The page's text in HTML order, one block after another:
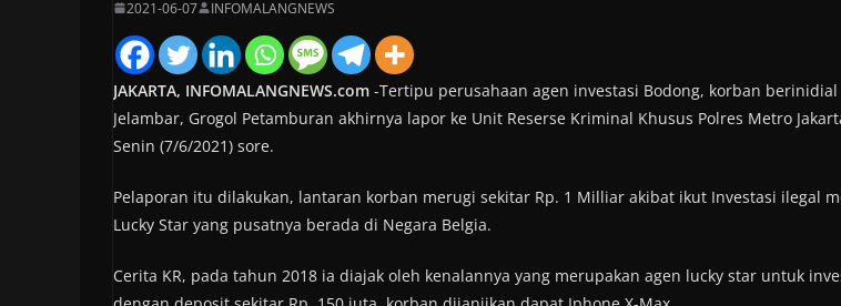
2021-06-07 INFOMALANGNEWS
JAKARTA, INFOMALANGNEWS.com -Tertipu perusahaan agen investasi Bodong, korban berinidial
Jelambar, Grogol Petamburan akhirnya lapor ke Unit Reserse Kriminal Khusus Polres Metro
Senin (7/6/2021) sore.
Pelaporan itu dilakukan, lantaran korban merugi sekitar Rp. 1 Milliar akibat ikut Investasi ilegal
Lucky Star yang pusatnya berada di Negara Belgia.
Cerita KR, pada tahun 2018 ia diajak oleh kenalannya yang merupakan agen lucky star untuk